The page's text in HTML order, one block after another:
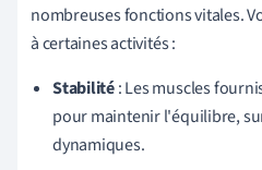
nombreuses fonctions vitales.
à certaines activités :
Stabilité: Les muscles
pour maintenir l'équilibre,
dynamiques.